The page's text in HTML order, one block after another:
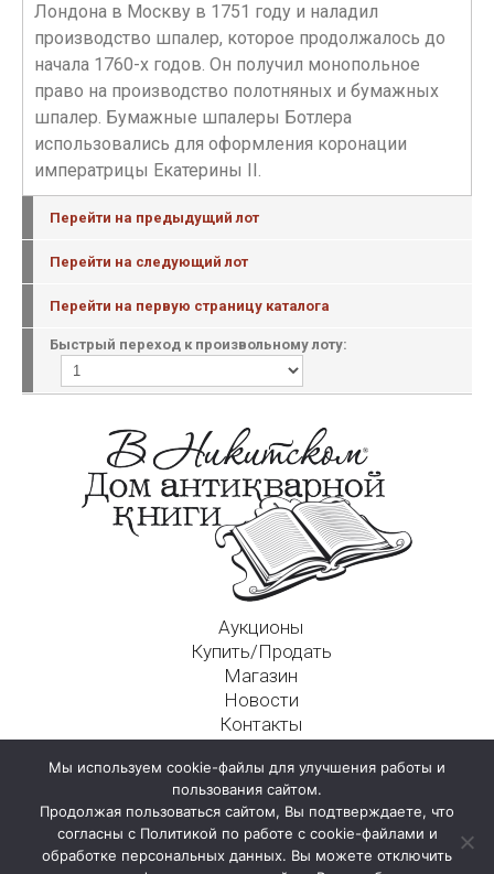
Лондона в Москву в 1751 году и наладил
производство шпалер, которое продолжалось до
начала 1760-х годов. Он получил монопольное
право на производство полотняных и бумажных
шпалер. Бумажные шпалеры Ботлера
использовались для оформления коронации
императрицы Екатерины II.
Перейти на предыдущий лот
Перейти на следующий лот
Перейти на первую страницу каталога
Быстрый переход к произвольному лоту:
Аукционы
Купить/Продать
Магазин
Новости
Контакты
125009, г. Москва, Никитский пер., д. 4а, стр. 1
Мы используем cookie-файлы для улучшения работы и
пользования сайтом.
Продолжая пользоваться сайтом, Вы подтверждаете, что
согласны с Политикой по работе с cookie-файлами и
обработке персональных данных. Вы можете отключить